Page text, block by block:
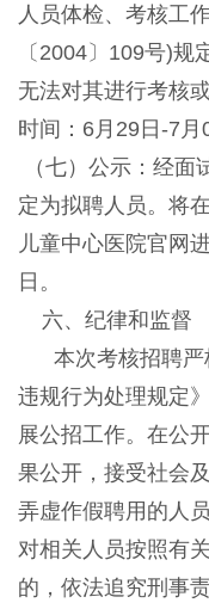
人员体检、考核工
〔2004〕109号)
无法对其进行考核
时间：6月29日-7月
（七）公示：经面
定为拟聘人员。将
儿童中心医院官网
日。
六、纪律和监督
本次考核招聘严
违规行为处理规定
展公招工作。在公
果公开，接受社会
弄虚作假聘用的人
对相关人员按照有
的，依法追究刑事责